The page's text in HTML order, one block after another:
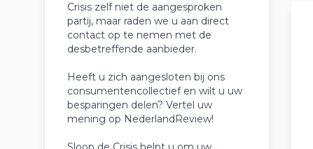
Crisis zelf niet de aangesproken
partij, maar raden we u aan direct
contact op te nemen met de
desbetreffende aanbieder.
Heeft u zich aangesloten bij ons
consumentencollectief en wilt u uw
besparingen delen? Vertel uw
mening op NederlandReview!